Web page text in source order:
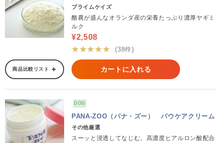
プライムケイズ
酪農が盛んなオランダ産の栄養たっぷり濃厚ヤギミ
ルク
¥2,508
★★★★★
(38件)
商品比較リスト カートに入れる
DOG
PANA-ZOO（パナ・ズー） パウケアクリーム
その他厳選
スーッと浸透してなじむ。高濃度ヒアルロン酸配合